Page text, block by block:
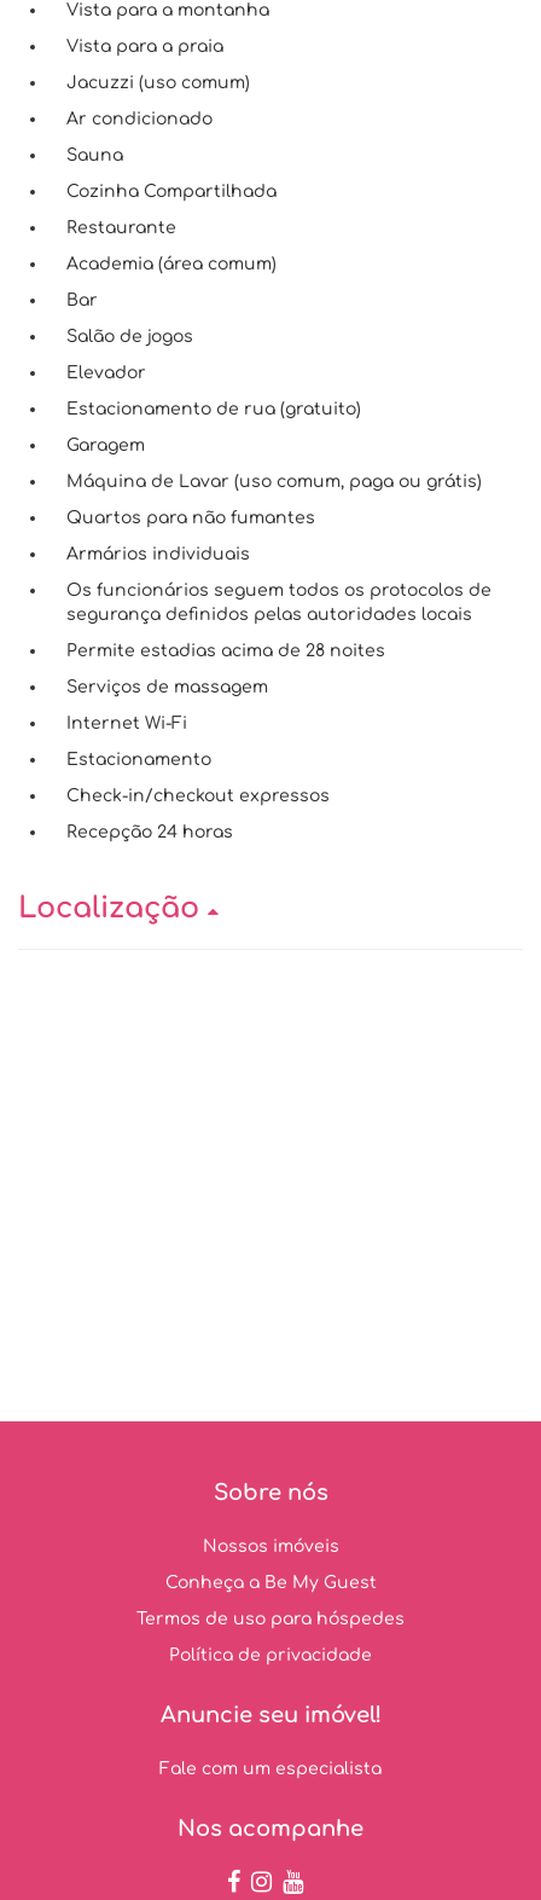
Vista para a montanha
Vista para a praia
Jacuzzi (uso comum)
Ar condicionado
Sauna
Cozinha Compartilhada
Restaurante
Academia (área comum)
Bar
Salão de jogos
Elevador
Estacionamento de rua (gratuito)
Garagem
Máquina de Lavar (uso comum, paga ou grátis)
Quartos para não fumantes
Armários individuais
Os funcionários seguem todos os protocolos de
segurança definidos pelas autoridades locais
Permite estadias acima de 28 noites
Serviços de massagem
Internet Wi-Fi
Estacionamento
Check-in/checkout expressos
Recepção 24 horas
Localização
Sobre nós
Nossos imóveis
Conheça a Be My Guest
Termos de uso para hóspedes
Política de privacidade
Anuncie seu imóvel!
Fale com um especialista
Nos acompanhe